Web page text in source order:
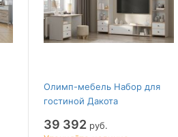
Олимп-мебель Набор для
гостиной Дакота
39 392 руб.